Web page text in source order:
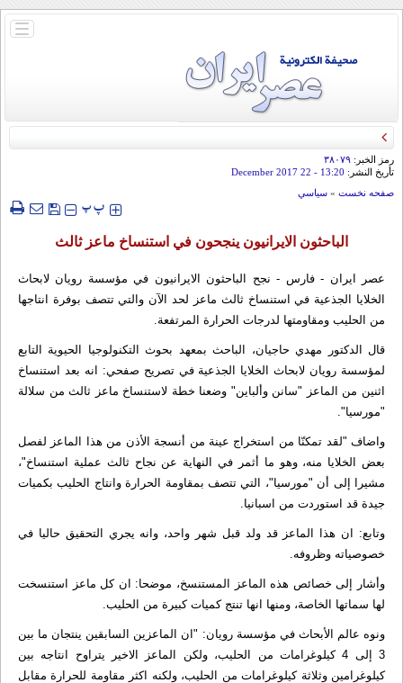
باز
رمز الخبر: ۳۸۰۷۹
تأريخ النشر: 13:20
- 22 December 2017
صفحه نخست » سياسي
‍‍‍ پپ
الباحثون الايرانيون ينجحون في استنساخ ماعز ثالث
عصر ايران - فارس - نجح الباحثون الايرانيون في مؤسسة رويان لابحاث
الخلايا الجذعية في استنساخ ثالث ماعز لحد الآن والتي تتصف بوفرة انتاجها
من الحليب ومقاومتها لدرجات الحرارة المرتفعة.
قال الدكتور مهدي حاجيان، الباحث بمعهد بحوث التكنولوجيا الحيوية التابع
لمؤسسة رويان لابحاث الخلايا الجذعية في تصريح صفحي: انه بعد استنساخ
اثنين من الماعز "سانن وألباين" وضعنا خطة لاستنساخ ماعز ثالث من سلالة
"مورسيا".
واضاف "لقد تمكنّا من استخراج عينة من أنسجة الأذن من هذا الماعز لفصل
بعض الخلايا منه، وهو ما أثمر في النهاية عن نجاح ثالث عملية استنساخ"،
مشيرا إلى أن "مورسيا"، التي تتصف بمقاومة الحرارة وانتاج الحليب بكميات
جيدة قد استوردت من اسبانيا.
وتابع: ان هذا الماعز قد ولد قبل شهر واحد، وانه يجري التحقيق حاليا في
خصوصياته وظروفه.
وأشار إلى خصائص هذه الماعز المستنسخ، موضحا: ان كل ماعز استنسخت
لها سماتها الخاصة، ومنها انها تنتج كميات كبيرة من الحليب.
ونوه عالم الأبحاث في مؤسسة رويان: "ان الماعزين السابقين ينتجان ما بين
3 إلى 4 كيلوغرامات من الحليب، ولكن الماعز الاخير يتراوح انتاجه بين
كيلوغرامين وثلاثة كيلوغرامات من الحليب، ولكنه اكثر مقاومة للحرارة مقابل